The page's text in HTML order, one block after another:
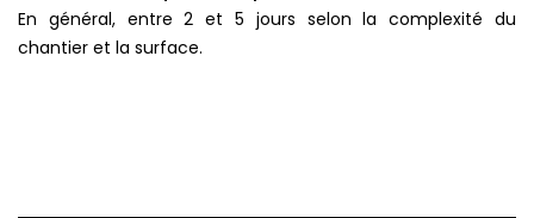
En général, entre 2 et 5 jours selon la complexité du
chantier et la surface.